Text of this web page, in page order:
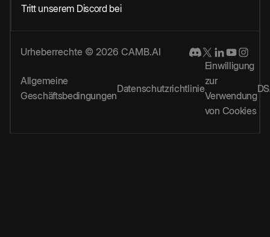
Tritt unserem Discord bei
Urheberrechte © 2026 CAMB.AI
Allgemeine
Geschäftsbedingungen
Datenschutzrichtlinie
Einwilligung
zur
Verwendung
von Cookies